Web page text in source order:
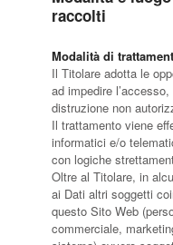
raccolti
Modalità di
Il Titolare adotta le
ad impedire
distruzione non
Il trattamento viene
informatici e/o
con logiche
Oltre al Titolare, in
ai Dati altri soggetti
questo Sito Web
commerciale,